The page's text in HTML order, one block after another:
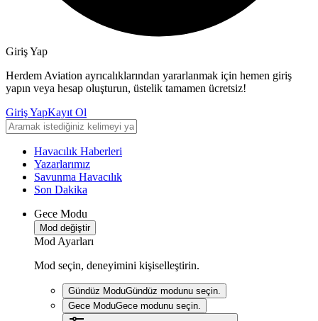
Giriş Yap
Herdem Aviation ayrıcalıklarından yararlanmak için hemen giriş
yapın veya hesap oluşturun, üstelik tamamen ücretsiz!
Giriş YapKayıt Ol
Havacılık Haberleri
Yazarlarımız
Savunma Havacılık
Son Dakika
Gece Modu
Mod değiştir
Mod Ayarları
Mod seçin, deneyimini kişiselleştirin.
Gündüz ModuGündüz modunu seçin.
Gece ModuGece modunu seçin.